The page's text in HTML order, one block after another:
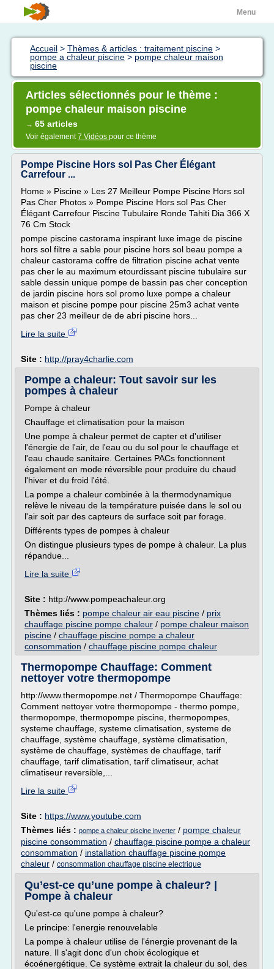
Menu
Accueil > Thèmes & articles : traitement piscine >
pompe a chaleur piscine > pompe chaleur maison
piscine
Articles sélectionnés pour le thème :
pompe chaleur maison piscine
→ 65 articles
Voir également7 Vidéos pour ce thème
Pompe Piscine Hors sol Pas Cher Élégant
Carrefour ...
Home » Piscine » Les 27 Meilleur Pompe Piscine Hors sol
Pas Cher Photos » Pompe Piscine Hors sol Pas Cher
Élégant Carrefour Piscine Tubulaire Ronde Tahiti Dia 366 X
76 Cm Stock
pompe piscine castorama inspirant luxe image de piscine
hors sol filtre a sable pour piscine hors sol beau pompe a
chaleur castorama coffre de filtration piscine achat vente
pas cher le au maximum etourdissant piscine tubulaire sur
sable dessin unique pompe de bassin pas cher conception
de jardin piscine hors sol promo luxe pompe a chaleur
maison et piscine pompe pour piscine 25m3 achat vente
pas cher 23 meilleur de de abri piscine hors...
Lire la suite
Site : http://pray4charlie.com
Pompe a chaleur: Tout savoir sur les
pompes à chaleur
Pompe à chaleur
Chauffage et climatisation pour la maison
Une pompe à chaleur permet de capter et d'utiliser
l'énergie de l'air, de l'eau ou du sol pour le chauffage et
l'eau chaude sanitaire. Certaines PACs fonctionnent
également en mode réversible pour produire du chaud
l'hiver et du froid l'été.
La pompe a chaleur combinée à la thermodynamique
relève le niveau de la température puisée dans le sol ou
l'air soit par des capteurs de surface soit par forage.
Différents types de pompes à chaleur
On distingue plusieurs types de pompe à chaleur. La plus
répandue...
Lire la suite
Site : http://www.pompeachaleur.org
Thèmes liés : pompe chaleur air eau piscine / prix
chauffage piscine pompe chaleur / pompe chaleur maison
piscine / chauffage piscine pompe a chaleur
consommation / chauffage piscine pompe chaleur
Thermopompe Chauffage: Comment
nettoyer votre thermopompe
http://www.thermopompe.net / Thermopompe Chauffage:
Comment nettoyer votre thermopompe - thermo pompe,
thermopompe, thermopompe piscine, thermopompes,
systeme chauffage, systeme climatisation, systeme de
chauffage, système chauffage, système climatisation,
système de chauffage, systèmes de chauffage, tarif
chauffage, tarif climatisation, tarif climatiseur, achat
climatiseur reversible,...
Lire la suite
Site : https://www.youtube.com
Thèmes liés : pompe a chaleur piscine inverter / pompe chaleur
piscine consommation / chauffage piscine pompe a chaleur
consommation / installation chauffage piscine pompe
chaleur / consommation chauffage piscine electrique
Qu’est-ce qu’une pompe à chaleur? |
Pompe à chaleur
Qu'est-ce qu'une pompe à chaleur?
Le principe: l'energie renouvelable
La pompe à chaleur utilise de l'énergie provenant de la
nature. Il s'agit donc d'un choix écologique et
écoénergétique. Ce système extrait la chaleur du sol, des